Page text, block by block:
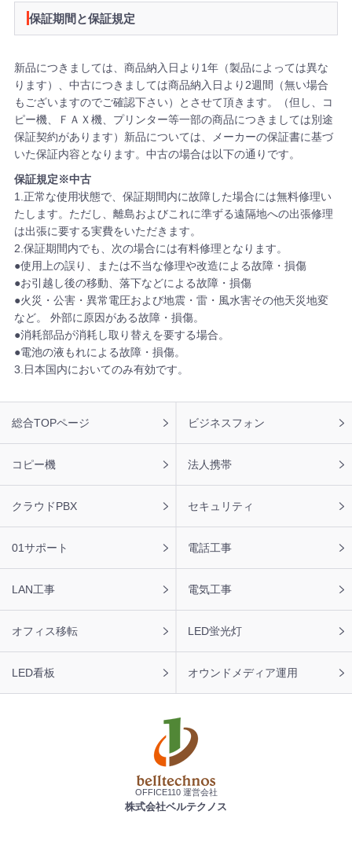
保証期間と保証規定
新品につきましては、商品納入日より1年（製品によっては異な
ります）、中古につきましては商品納入日より2週間（無い場合
もございますのでご確認下さい）とさせて頂きます。（但し、コ
ピー機、ＦＡＸ機、プリンター等一部の商品につきましては別途
保証契約があります）新品については、メーカーの保証書に基づ
いた保証内容となります。中古の場合は以下の通りです。
保証規定※中古
1.正常な使用状態で、保証期間内に故障した場合には無料修理い
たします。ただし、離島およびこれに準ずる遠隔地への出張修理
は出張に要する実費をいただきます。
2.保証期間内でも、次の場合には有料修理となります。
使用上の誤り、または不当な修理や改造による故障・損傷
お引越し後の移動、落下などによる故障・損傷
火災・公害・異常電圧および地震・雷・風水害その他天災地変
など。 外部に原因がある故障・損傷。
消耗部品が消耗し取り替えを要する場合。
電池の液もれによる故障・損傷。
3.日本国内においてのみ有効です。
ッ
タ
総合TOPページ ビジネスフォン
コピー機 法人携帯
クラウドPBX セキュリティ
01サポート 電話工事
LAN工事 電気工事
オフィス移転 LED蛍光灯
LED看板 オウンドメディア運用
OFFICE110 運営会社
株式会社ベルテクノス